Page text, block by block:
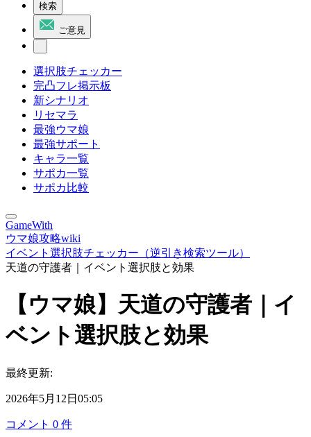
検索
ご意見
選択肢チェッカー
完凸フレ掲示板
新シナリオ
リセマラ
最強ウマ娘
最強サポート
キャラ一覧
サポカ一覧
サポカ比較
GameWith
ウマ娘攻略wiki
イベント選択肢チェッカー（逆引き検索ツール）
天道の守護者｜イベント選択肢と効果
【ウマ娘】天道の守護者｜イ
ベント選択肢と効果
最終更新:
2026年5月12日05:05
コメント 0 件